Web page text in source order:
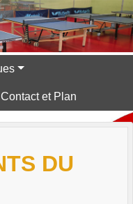
Contact et Plan
DU